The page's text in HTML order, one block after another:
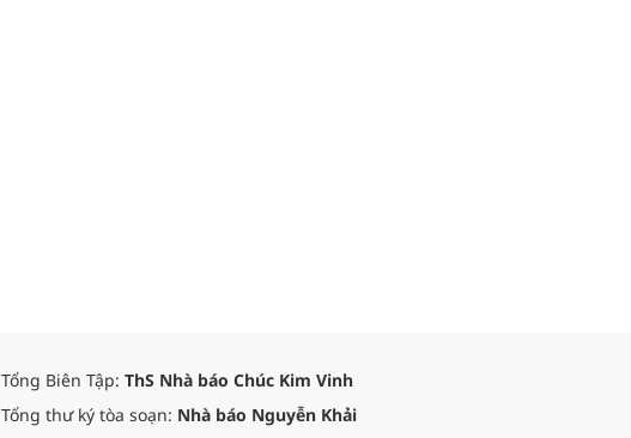
Tổng Biên Tập: ThS Nhà báo Chúc Kim Vinh
Tổng thư ký tòa soạn: Nhà báo Nguyễn Khải